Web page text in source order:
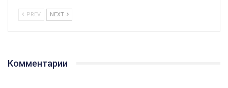
PREV NEXT
Комментарии